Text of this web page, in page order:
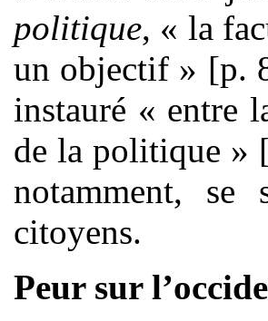
politique, « la
un objectif » [p.
instauré « entre
de la politique »
notamment, se
citoyens.
Peur sur